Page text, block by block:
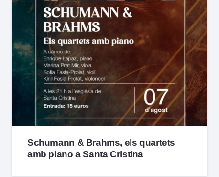
Schumann & Brahms, els quartets
amb piano a Santa Cristina